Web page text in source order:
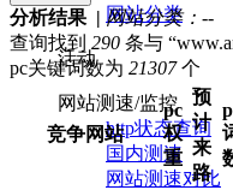
网站分类
活动
网站测速/监控
http状态查询
国内测速
网站测速对比
分析结果 | 网站分类： --
查询找到 290 条与
pc关键词数为 21307个
竞争网站
pc
权
重
预
计
来
路